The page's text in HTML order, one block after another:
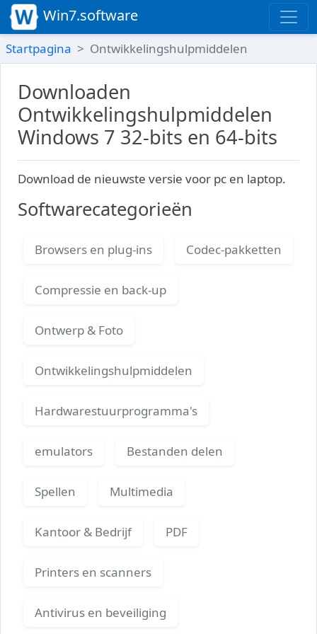
Win7.software
Startpagina Ontwikkelingshulpmiddelen
Downloaden
Ontwikkelingshulpmiddelen
Windows 7 32-bits en 64-bits
Download de nieuwste versie voor pc en laptop.
Softwarecategorieën
Browsers en plug-ins Codec-pakketten
Compressie en back-up
Ontwerp & Foto
Ontwikkelingshulpmiddelen
Hardwarestuurprogramma's
emulators Bestanden delen
Spellen Multimedia
Kantoor & Bedrijf PDF
Printers en scanners
Antivirus en beveiliging